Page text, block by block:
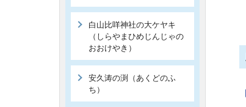
白山比咩神社の大ケヤキ
（しらやまひめじんじゃの
おおけやき）
安久涛の渕（あくどのふ
ち）